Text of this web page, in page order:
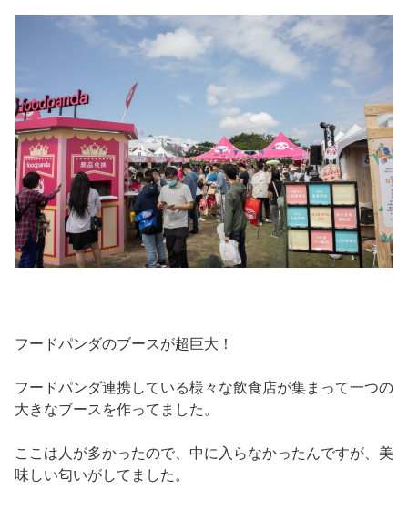
フードパンダのブースが超巨大！
フードパンダ連携している様々な飲食店が集まって一つの
大きなブースを作ってました。
ここは人が多かったので、中に入らなかったんですが、美
味しい匂いがしてました。